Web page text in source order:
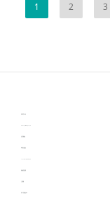
1 2 3